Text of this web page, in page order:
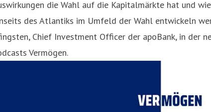
Pressesprecher
die Wahl auf die Kapitalmärkte hat und
des Atlantiks im Umfeld der Wahl entwickeln
Chief Investment Officer der apoBank, in der
Vermögen.